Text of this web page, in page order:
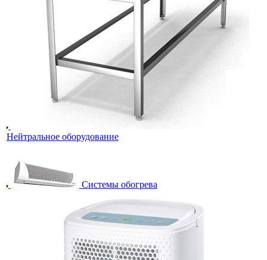
Нейтральное оборудование
Системы обогрева